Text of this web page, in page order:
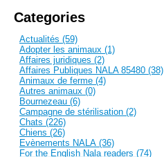
Categories
Actualités (59)
Adopter les animaux (1)
Affaires juridiques (2)
Affaires Publiques NALA 85480 (38)
Animaux de ferme (4)
Autres animaux (0)
Bournezeau (6)
Campagne de stérilisation (2)
Chats (226)
Chiens (26)
Evènements NALA (36)
For the English Nala readers (74)